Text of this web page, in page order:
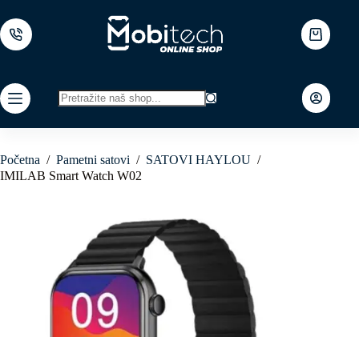
to
content
Shopping
cart
results
Početna / Pametni satovi / SATOVI HAYLOU /
IMILAB Smart Watch W02